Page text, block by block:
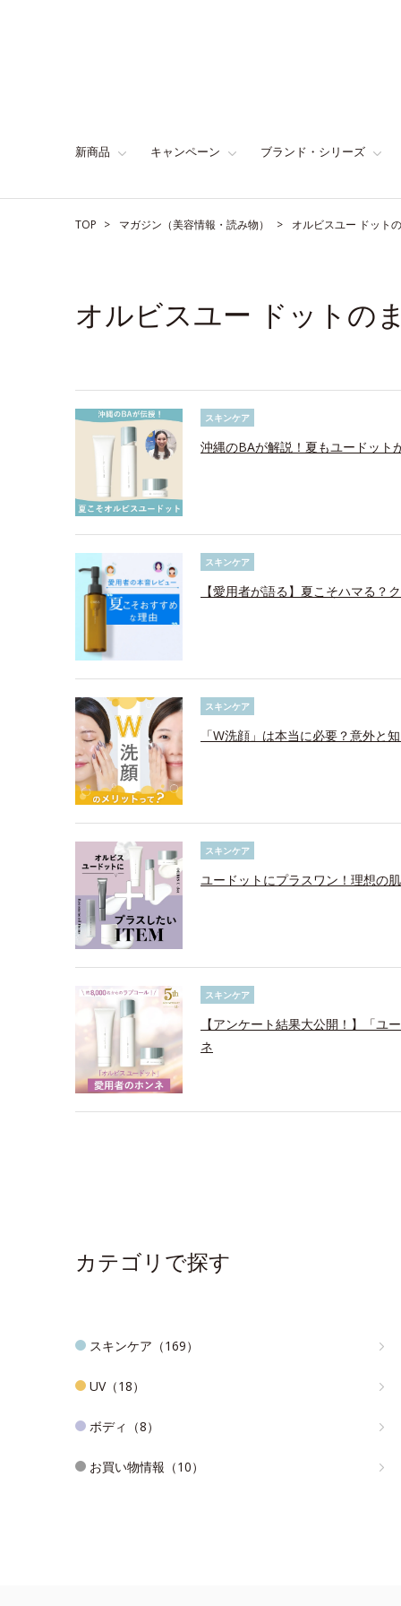
新商品 キャンペーン ブランド・シリーズ
TOP マガジン（美容情報・読み物） オルビスユー ドット
オルビスユー ドットの
スキンケア
沖縄のBAが解説！夏もユードット
スキンケア
【愛用者が語る】夏こそハマる？
スキンケア
「W洗顔」は本当に必要？意外と
スキンケア
ユードットにプラスワン！理想の
スキンケア
【アンケート結果大公開！】「ユ
ネ
カテゴリで探す
スキンケア（169）
UV（18）
ボディ（8）
お買い物情報（10）